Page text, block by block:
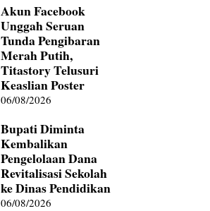
Akun Facebook
Unggah Seruan
Tunda Pengibaran
Merah Putih,
Titastory Telusuri
Keaslian Poster
06/08/2026
Bupati Diminta
Kembalikan
Pengelolaan Dana
Revitalisasi Sekolah
ke Dinas Pendidikan
06/08/2026